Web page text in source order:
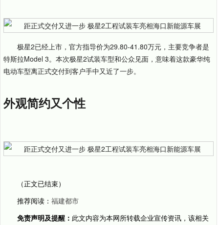
极星2已经上市，官方指导价为29.80-41.80万元，主要竞争者是
特斯拉Model 3。本次极星2试装车型和公众见面，意味着这款豪华纯
电动车型离正式交付到客户手中又近了一步。
外观简约又个性
（正文已结束）
推荐阅读： 福建都市
免责声明及提醒： 此文内容为本网所转载企业宣传资讯，该相关